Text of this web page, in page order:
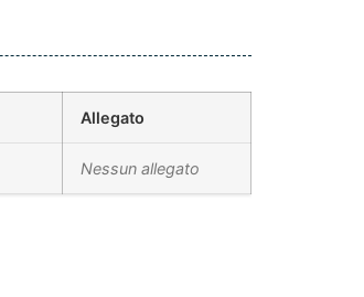
Allegato
Nessun allegato